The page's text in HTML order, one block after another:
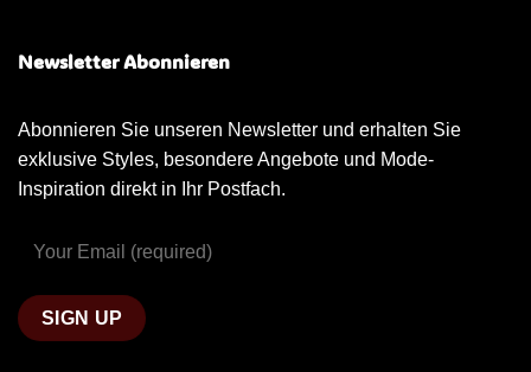
Newsletter Abonnieren
Abonnieren Sie unseren Newsletter und erhalten Sie
exklusive Styles, besondere Angebote und Mode-
Inspiration direkt in Ihr Postfach.